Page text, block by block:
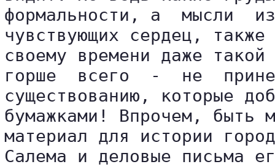
формальности, а  мысли
чувствующих сердец,
своему времени даже
горше  всего  -  не
существованию, которые
бумажками! Впрочем, быть
материал для истории
Салема и деловые письма